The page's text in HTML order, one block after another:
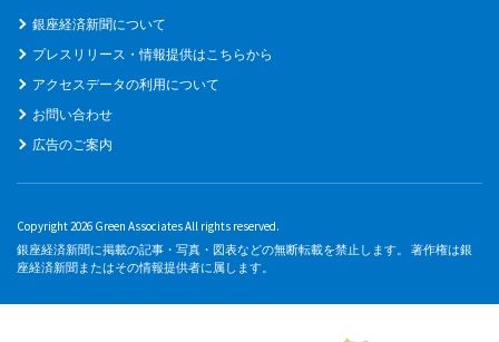
銀座経済新聞について
プレスリリース・情報提供はこちらから
アクセスデータの利用について
お問い合わせ
広告のご案内
Copyright 2026 Green Associates All rights reserved.
銀座経済新聞に掲載の記事・写真・図表などの無断転載を禁止します。 著作権は銀
座経済新聞またはその情報提供者に属します。